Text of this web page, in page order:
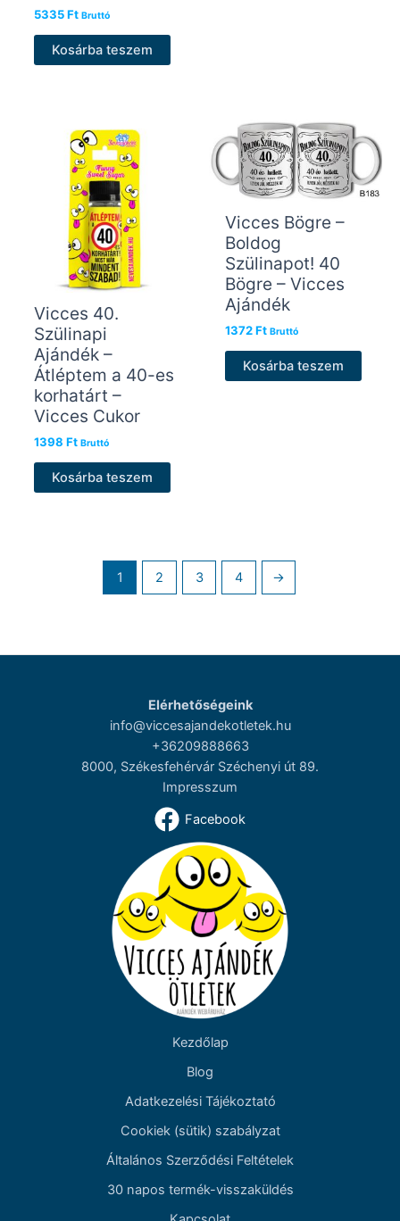
5335Ft Bruttó
Kosárba teszem
Vicces 40.
Szülinapi
Ajándék –
Átléptem a 40-es
korhatárt –
Vicces Cukor
1398 Ft Bruttó
Kosárba teszem
Vicces Bögre –
Boldog
Szülinapot! 40
Bögre – Vicces
Ajándék
1372Ft Bruttó
Kosárba teszem
1 2 3 4 →
Elérhetőségeink
info@viccesajandekotletek.hu
+36209888663
8000, Székesfehérvár Széchenyi út 89.
Impresszum
Facebook
Kezdőlap
Blog
Adatkezelési Tájékoztató
Cookiek (sütik) szabályzat
Általános Szerződési Feltételek
30 napos termék-visszaküldés